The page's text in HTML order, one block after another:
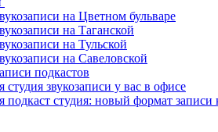
на Цветном бульваре
на Таганской
на Тульской
на Савеловской
подкастов
студия звукозаписи у вас в офисе
подкаст студия: новый формат записи